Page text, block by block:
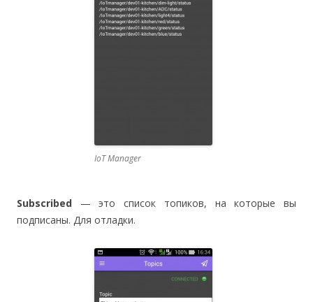
IoT Manager
Subscribed — это список топиков, на которые вы
подписаны. Для отладки.